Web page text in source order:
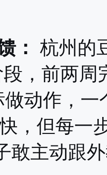
：
杭州的
，前两周
动作，
，但每一
敢主动跟